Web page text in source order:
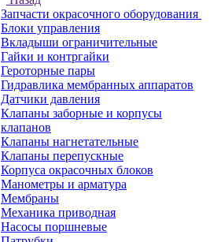
Запчасти окрасочного оборудования
Блоки управления
Вкладыши ограничительные
Гайки и контргайки
Героторные пары
Гидравлика мембранных аппаратов
Датчики давления
Клапаны заборные и корпусы
клапанов
Клапаны нагнетательные
Клапаны перепускные
Корпуса окрасочных блоков
Манометры и арматура
Мембраны
Механика приводная
Насосы поршневые